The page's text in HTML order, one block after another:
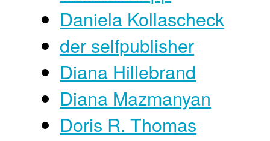
Daniela Kollascheck
der selfpublisher
Diana Hillebrand
Diana Mazmanyan
Doris R. Thomas